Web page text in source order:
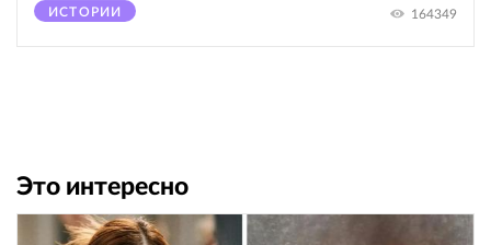
ИСТОРИИ 164349
Это интересно